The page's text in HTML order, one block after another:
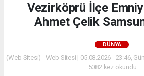
Vezirköprü İlçe
Ahmet Çelik
DÜNYA
(Web Sitesi) - Web Sitesi | 05.08.2026 - 23:46,
5082 kez okundu.